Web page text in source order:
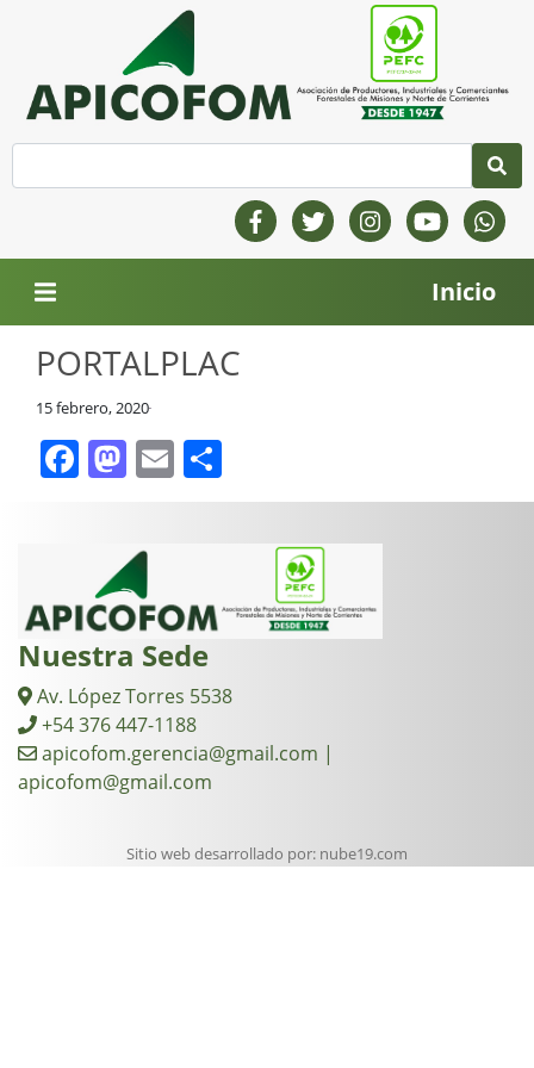
Inicio
PORTALPLAC
15 febrero, 2020
Facebook
Mastodon
Email
Nuestra Sede
Av. López Torres 5538
+54 376 447-1188
apicofom.gerencia@gmail.com |
apicofom@gmail.com
Sitio web desarrollado por: nube19.com